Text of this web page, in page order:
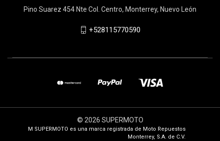
Pino Suarez 454 Nte Col. Centro, Monterrey, Nuevo León
+528115770590
© 2026 SUPERMOTO
M SUPERMOTO es una marca registrada de Moto Repuestos
Monterrey, S.A. de C.V.